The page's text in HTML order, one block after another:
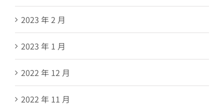
2023 年 2 月
2023 年 1 月
2022 年 12 月
2022 年 11 月